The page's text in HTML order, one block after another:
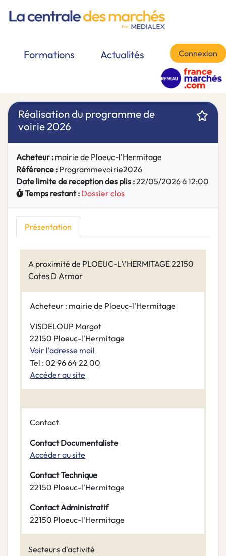
Formations Actualités Connexion
Réalisation du programme de
voirie 2026
Acheteur : mairie de Ploeuc-l'Hermitage
Référence : Programmevoirie2026
Date limite de reception des plis :22/05/2026 à 12:00
Temps restant : Dossier clos
Présentation
A proximité de PLOEUC-L\'HERMITAGE 22150
Cotes D Armor
Acheteur : mairie de Ploeuc-l'Hermitage
VISDELOUP Margot
22150 Ploeuc-l'Hermitage
Voir l'adresse mail
Tel : 02 96 64 22 00
Accéder au site
Contact
Contact Documentaliste
Accéder au site
Contact Technique
22150 Ploeuc-l'Hermitage
Contact Administratif
22150 Ploeuc-l'Hermitage
Secteurs d'activité